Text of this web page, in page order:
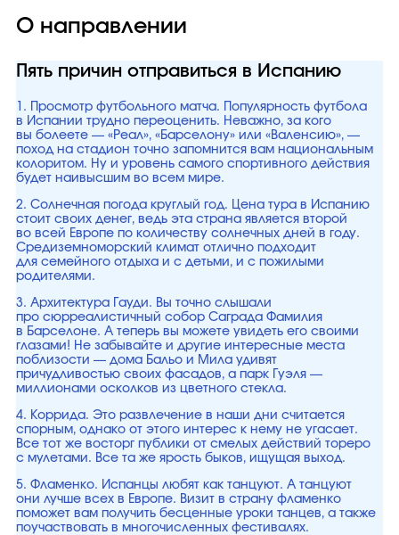
О направлении
Пять причин отправиться в Испанию
1. Просмотр футбольного матча. Популярность футбола
в Испании трудно переоценить. Неважно, за кого
вы болеете — «Реал», «Барселону» или «Валенсию», —
поход на стадион точно запомнится вам национальным
колоритом. Ну и уровень самого спортивного действия
будет наивысшим во всем мире.
2. Солнечная погода круглый год. Цена тура в Испанию
стоит своих денег, ведь эта страна является второй
во всей Европе по количеству солнечных дней в году.
Средиземноморский климат отлично подходит
для семейного отдыха и с детьми, и с пожилыми
родителями.
3. Архитектура Гауди. Вы точно слышали
про сюрреалистичный собор Саграда Фамилия
в Барселоне. А теперь вы можете увидеть его своими
глазами! Не забывайте и другие интересные места
поблизости — дома Бальо и Мила удивят
причудливостью своих фасадов, а парк Гуэля —
миллионами осколков из цветного стекла.
4. Коррида. Это развлечение в наши дни считается
спорным, однако от этого интерес к нему не угасает.
Все тот же восторг публики от смелых действий тореро
с мулетами. Все та же ярость быков, ищущая выход.
5. Фламенко. Испанцы любят как танцуют. А танцуют
они лучше всех в Европе. Визит в страну фламенко
поможет вам получить бесценные уроки танцев, а также
поучаствовать в многочисленных фестивалях.